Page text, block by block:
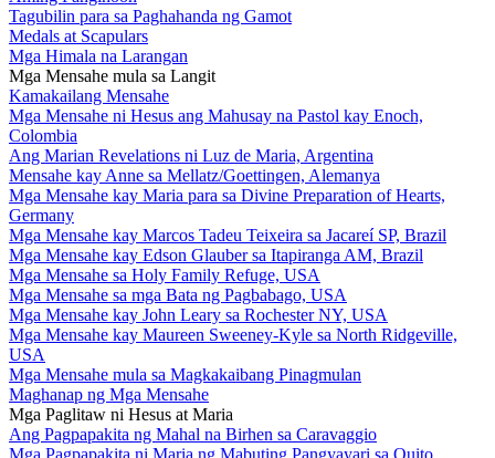
Tagubilin para sa Paghahanda ng Gamot
Medals at Scapulars
Mga Himala na Larangan
Mga Mensahe mula sa Langit
Kamakailang Mensahe
Mga Mensahe ni Hesus ang Mahusay na Pastol kay Enoch,
Colombia
Ang Marian Revelations ni Luz de Maria, Argentina
Mensahe kay Anne sa Mellatz/Goettingen, Alemanya
Mga Mensahe kay Maria para sa Divine Preparation of Hearts,
Germany
Mga Mensahe kay Marcos Tadeu Teixeira sa Jacareí SP, Brazil
Mga Mensahe kay Edson Glauber sa Itapiranga AM, Brazil
Mga Mensahe sa Holy Family Refuge, USA
Mga Mensahe sa mga Bata ng Pagbabago, USA
Mga Mensahe kay John Leary sa Rochester NY, USA
Mga Mensahe kay Maureen Sweeney-Kyle sa North Ridgeville,
USA
Mga Mensahe mula sa Magkakaibang Pinagmulan
Maghanap ng Mga Mensahe
Mga Paglitaw ni Hesus at Maria
Ang Pagpapakita ng Mahal na Birhen sa Caravaggio
Mga Pagpapakita ni Maria ng Mabuting Pangyayari sa Quito